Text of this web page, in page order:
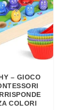
– GIOCO
COLORI